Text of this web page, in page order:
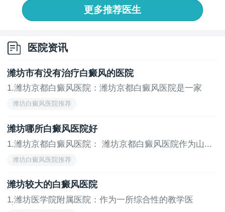
医院，集医疗、保健、科研、防治于一体。医院拥有一
支由资深医生组成的团队，具备丰富的临床实践经验，
先进的治疗设备和技术，如窄谱UVB照射疗法、中药外
敷等，显著提高治疗效果。
5.潍坊市人民医院：
潍坊市人民医院是一家三级甲等综合性医院，皮肤
科在白癜风的诊断和治疗方面积累了丰富的经验。该科
室的医生具备扎实的理论基础和丰富的实践经验，能够
为患者提供全面的医疗服务。医院还开展了多项白癜风
相关研究，不断探索新的治疗方法，以满足患者的需
求。
综上所述，潍坊地区有多家医院在白癜风治疗方面
适的医院。无论是综合性医院还是专科医院，这些医院
更多推荐医生
医院资讯
潍坊市有没有治疗白癜风的医院
1.潍坊京都白癜风医院：潍坊京都白癜风医院是一家
潍坊白癜风医院推荐
潍坊哪所白癜风医院好
1.潍坊京都白癜风医院： 潍坊京都白癜风医院作为山...
潍坊白癜风医院推荐
潍坊较大的白癜风医院
1.潍坊医学院附属医院：作为一所综合性的教学医